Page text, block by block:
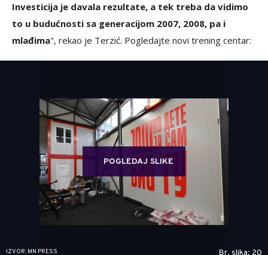
Investicija je davala rezultate, a tek treba da vidimo
to u budućnosti sa generacijom 2007, 2008, pa i
mlađima", rekao je Terzić. Pogledajte novi trening centar:
POGLEDAJ SLIKE
IZVOR: MN PRESS